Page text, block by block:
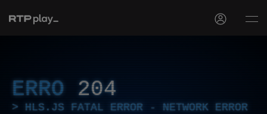
ERRO 204
HLS.JS FATAL ERROR - NETWORK ERROR